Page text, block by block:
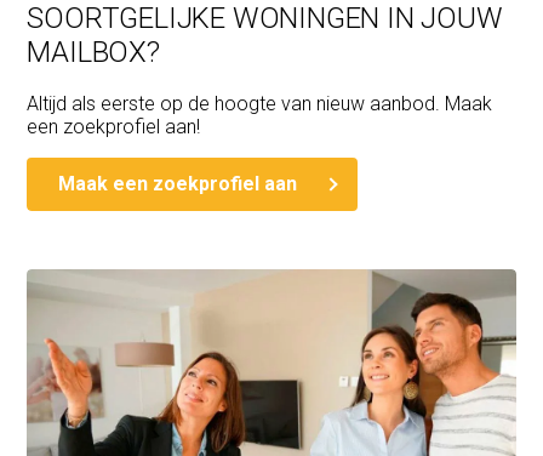
SOORTGELIJKE WONINGEN IN JOUW
MAILBOX?
Altijd als eerste op de hoogte van nieuw aanbod. Maak
een zoekprofiel aan!
Maak een zoekprofiel aan